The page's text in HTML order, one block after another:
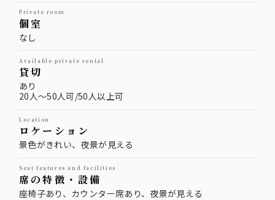
private room
個室
なし
available private rental
貸切
あり
20人～50人可/50人以上可
location
ロケーション
景色がきれい、夜景が見える
seat features and facilities
席の特徴・設備
座椅子あり、カウンター席あり、夜景が見える